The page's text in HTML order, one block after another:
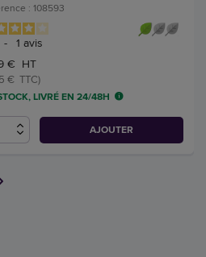
: 108593
- 1 avis
€ HT
€ TTC)
LIVRÉ EN 24/48H
AJOUTER